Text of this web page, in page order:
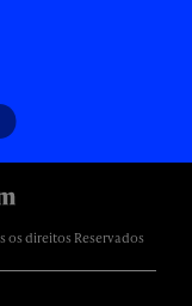
os direitos Reservados